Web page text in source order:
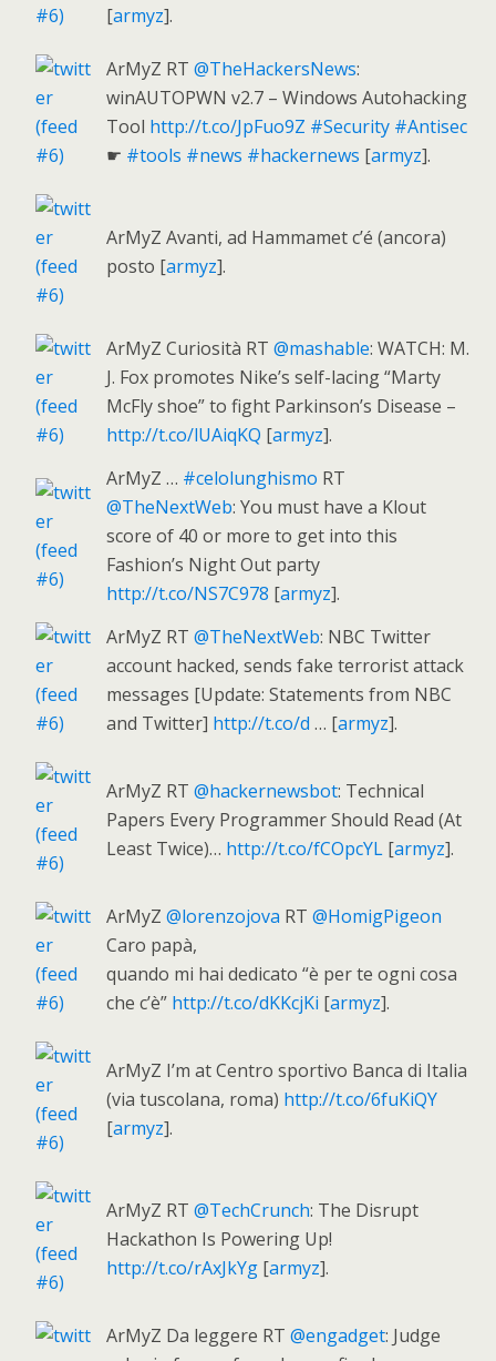
[armyz].
ArMyZ RT @TheHackersNews:
winAUTOPWN v2.7 – Windows Autohacking
Tool http://t.co/JpFuo9Z #Security #Antisec
☛ #tools #news #hackernews [armyz].
ArMyZ Avanti, ad Hammamet c’é (ancora)
posto [armyz].
ArMyZ Curiosità RT @mashable: WATCH: M.
J. Fox promotes Nike’s self-lacing “Marty
McFly shoe” to fight Parkinson’s Disease –
http://t.co/lUAiqKQ [armyz].
ArMyZ … #celolunghismo RT
@TheNextWeb: You must have a Klout
score of 40 or more to get into this
Fashion’s Night Out party
http://t.co/NS7C978 [armyz].
ArMyZ RT @TheNextWeb: NBC Twitter
account hacked, sends fake terrorist attack
messages [Update: Statements from NBC
and Twitter] http://t.co/d … [armyz].
ArMyZ RT @hackernewsbot: Technical
Papers Every Programmer Should Read (At
Least Twice)… http://t.co/fCOpcYL [armyz].
ArMyZ @lorenzojova RT @HomigPigeon
Caro papà,
quando mi hai dedicato “è per te ogni cosa
che c’è” http://t.co/dKKcjKi [armyz].
ArMyZ I’m at Centro sportivo Banca di Italia
(via tuscolana, roma) http://t.co/6fuKiQY
[armyz].
ArMyZ RT @TechCrunch: The Disrupt
Hackathon Is Powering Up!
http://t.co/rAxJkYg [armyz].
ArMyZ Da leggere RT @engadget: Judge